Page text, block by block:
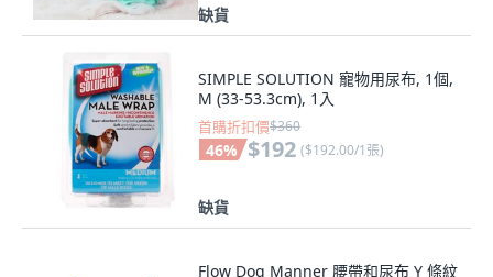
缺貨
SIMPLE SOLUTION 寵物用尿布, 1個,
M (33-53.3cm), 1入
首購折扣價$360
46% $192 ($192.00/1張)
缺貨
Flow Dog Manner 腰帶和尿布 Y 條紋